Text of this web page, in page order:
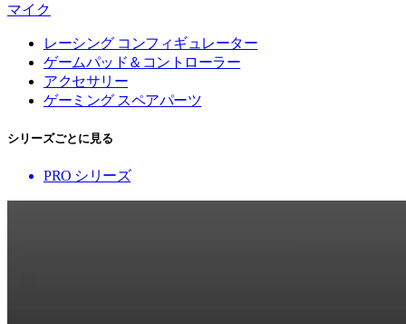
マイク
レーシング コンフィギュレーター
ゲームパッド＆コントローラー
アクセサリー
ゲーミング スペアパーツ
シリーズごとに見る
PRO シリーズ